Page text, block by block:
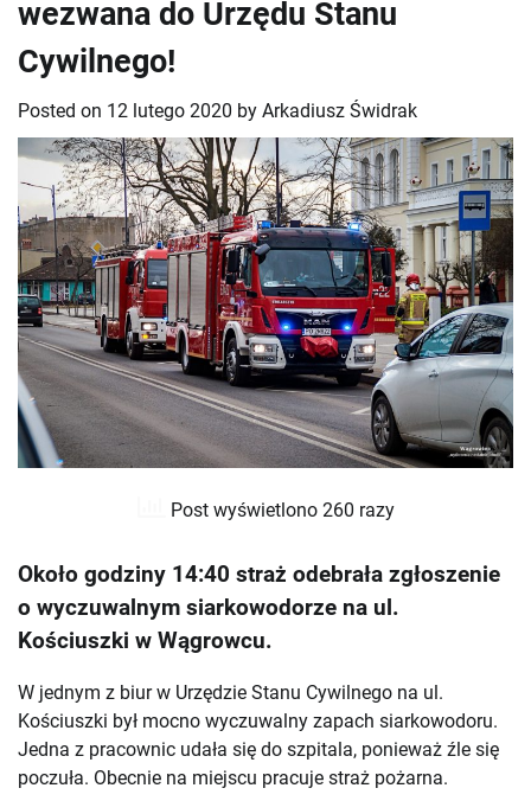
wezwana do Urzędu Stanu
Cywilnego!
Posted on 12 lutego 2020 by Arkadiusz Świdrak
Post wyświetlono 260 razy
Około godziny 14:40 straż odebrała zgłoszenie
o wyczuwalnym siarkowodorze na ul.
Kościuszki w Wągrowcu.
W jednym z biur w Urzędzie Stanu Cywilnego na ul.
Kościuszki był mocno wyczuwalny zapach siarkowodoru.
Jedna z pracownic udała się do szpitala, ponieważ źle się
poczuła. Obecnie na miejscu pracuje straż pożarna.